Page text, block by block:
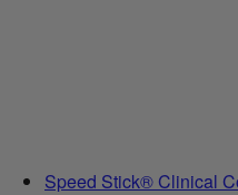
Speed Stick® Clinical